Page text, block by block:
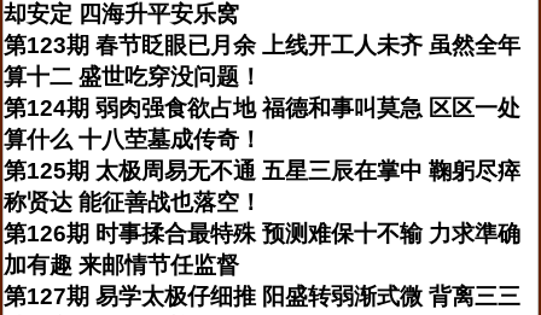
却安定 四海升平安乐窝
第123期 春节眨眼已月余 上线开工人未齐 虽然全年
算十二 盛世吃穿没问题！
第124期 弱肉强食欲占地 福德和事叫莫急 区区一处
算什么 十八茔墓成传奇！
第125期 太极周易无不通 五星三辰在掌中 鞠躬尽瘁
称贤达 能征善战也落空！
第126期 时事揉合最特殊 预测难保十不输 力求準确
加有趣 来邮情节任监督
第127期 易学太极仔细推 阳盛转弱渐式微 背离三三